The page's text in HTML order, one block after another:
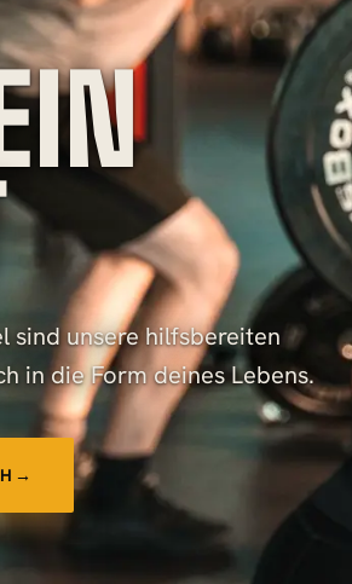
sind unsere hilfsbereiten
in die Form deines Lebens.
→